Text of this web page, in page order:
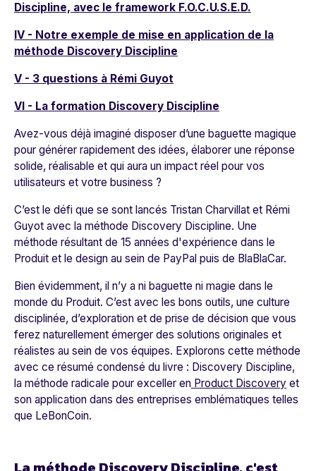
Discipline, avec le framework F.O.C.U.S.E.D.
IV - Notre exemple de mise en application de la
méthode Discovery Discipline
V - 3 questions à Rémi Guyot
VI - La formation Discovery Discipline
Avez-vous déjà imaginé disposer d’une baguette magique
pour générer rapidement des idées, élaborer une réponse
solide, réalisable et qui aura un impact réel pour vos
utilisateurs et votre business ?
C’est le défi que se sont lancés Tristan Charvillat et Rémi
Guyot avec la méthode Discovery Discipline. Une
méthode résultant de 15 années d'expérience dans le
Produit et le design au sein de PayPal puis de BlaBlaCar.
Bien évidemment, il n’y a ni baguette ni magie dans le
monde du Produit. C’est avec les bons outils, une culture
disciplinée, d’exploration et de prise de décision que vous
ferez naturellement émerger des solutions originales et
réalistes au sein de vos équipes. Explorons cette méthode
avec ce résumé condensé du livre : Discovery Discipline,
la méthode radicale pour exceller en Product Discovery et
son application dans des entreprises emblématiques telles
que LeBonCoin.